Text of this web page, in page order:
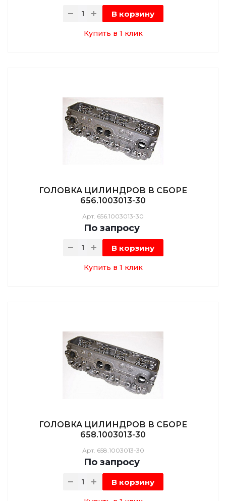
В корзину
Купить в 1 клик
ГОЛОВКА ЦИЛИНДРОВ В СБОРЕ
656.1003013-30
Арт. 656.1003013-30
По запросу
В корзину
Купить в 1 клик
ГОЛОВКА ЦИЛИНДРОВ В СБОРЕ
658.1003013-30
Арт. 658.1003013-30
По запросу
В корзину